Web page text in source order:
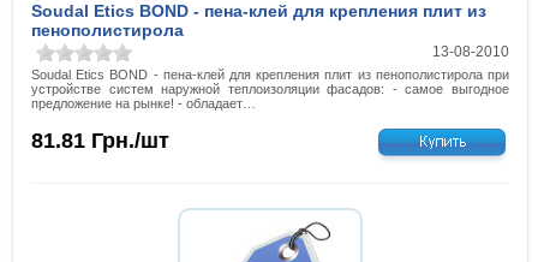
Soudal Etics BOND - пена-клей для крепления плит из
пенополистирола
13-08-2010
Soudal Etics BOND - пена-клей для крепления плит из пенополистирола при
устройстве систем наружной теплоизоляции фасадов: - самое выгодное
предложение на рынке! - обладает…
81.81 Грн./шт